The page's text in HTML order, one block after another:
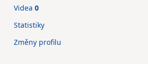
Videa 0
Statistiky
Změny profilu